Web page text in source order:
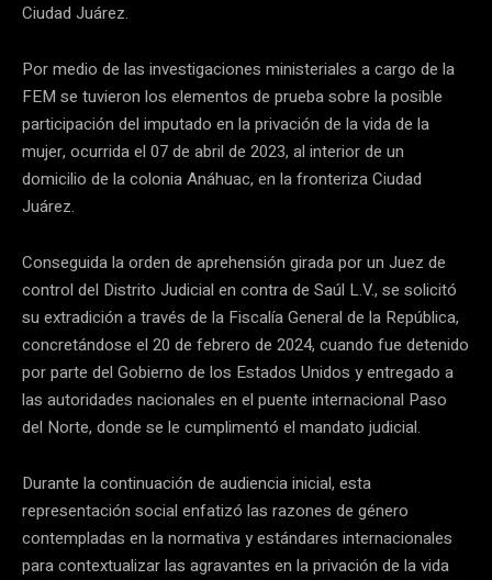
Ciudad Juárez.
Por medio de las investigaciones ministeriales a cargo de la
FEM se tuvieron los elementos de prueba sobre la posible
participación del imputado en la privación de la vida de la
mujer, ocurrida el 07 de abril de 2023, al interior de un
domicilio de la colonia Anáhuac, en la fronteriza Ciudad
Juárez.
Conseguida la orden de aprehensión girada por un Juez de
control del Distrito Judicial en contra de Saúl L.V., se solicitó
su extradición a través de la Fiscalía General de la República,
concretándose el 20 de febrero de 2024, cuando fue detenido
por parte del Gobierno de los Estados Unidos y entregado a
las autoridades nacionales en el puente internacional Paso
del Norte, donde se le cumplimentó el mandato judicial.
Durante la continuación de audiencia inicial, esta
representación social enfatizó las razones de género
contempladas en la normativa y estándares internacionales
para contextualizar las agravantes en la privación de la vida